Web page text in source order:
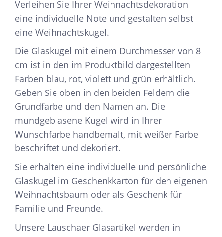
Verleihen Sie Ihrer Weihnachtsdekoration
eine individuelle Note und gestalten selbst
eine Weihnachtskugel.
Die Glaskugel mit einem Durchmesser von 8
cm ist in den im Produktbild dargestellten
Farben blau, rot, violett und grün erhältlich.
Geben Sie oben in den beiden Feldern die
Grundfarbe und den Namen an. Die
mundgeblasene Kugel wird in Ihrer
Wunschfarbe handbemalt, mit weißer Farbe
beschriftet und dekoriert.
Sie erhalten eine individuelle und persönliche
Glaskugel im Geschenkkarton für den eigenen
Weihnachtsbaum oder als Geschenk für
Familie und Freunde.
Unsere Lauschaer Glasartikel werden in